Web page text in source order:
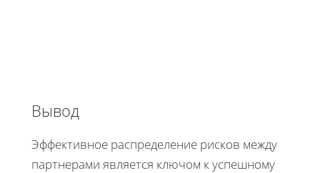
Вывод
Эффективное распределение рисков между
партнерами является ключом к успешному